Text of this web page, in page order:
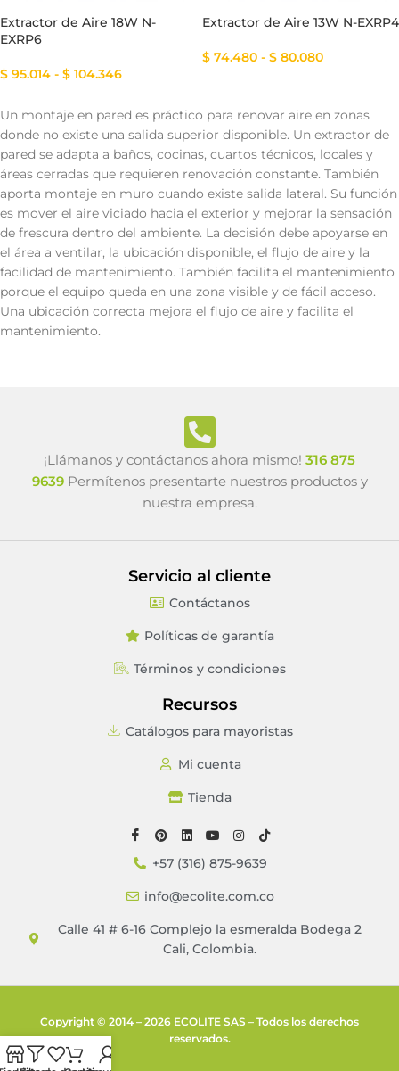
Extractor de Aire 18W N-
EXRP6
$ 95.014 - $ 104.346
Extractor de Aire 13W N-EXRP4
$ 74.480 - $ 80.080
Un montaje en pared es práctico para renovar aire en zonas
donde no existe una salida superior disponible. Un extractor de
pared se adapta a baños, cocinas, cuartos técnicos, locales y
áreas cerradas que requieren renovación constante. También
aporta montaje en muro cuando existe salida lateral. Su función
es mover el aire viciado hacia el exterior y mejorar la sensación
de frescura dentro del ambiente. La decisión debe apoyarse en
el área a ventilar, la ubicación disponible, el flujo de aire y la
facilidad de mantenimiento. También facilita el mantenimiento
porque el equipo queda en una zona visible y de fácil acceso.
Una ubicación correcta mejora el flujo de aire y facilita el
mantenimiento.
¡Llámanos y contáctanos ahora mismo! 316 875
9639Permítenos presentarte nuestros productos y
nuestra empresa.
Servicio al cliente
Contáctanos
Políticas de garantía
Términos y condiciones
Recursos
Catálogos para mayoristas
Mi cuenta
Tienda
+57 (316) 875-9639
info@ecolite.com.co
Calle 41 # 6-16 Complejo la esmeralda Bodega 2
Cali, Colombia.
Copyright © 2014 – 2026 ECOLITE SAS – Todos los derechos
reservados.